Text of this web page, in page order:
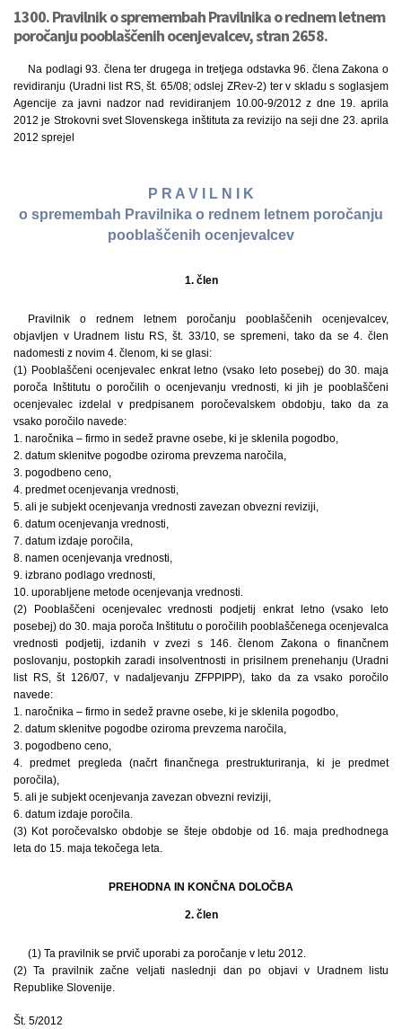
1300. Pravilnik o spremembah Pravilnika o rednem letnem
poročanju pooblaščenih ocenjevalcev, stran 2658.
Na podlagi 93. člena ter drugega in tretjega odstavka 96. člena Zakona o
revidiranju (Uradni list RS, št. 65/08; odslej ZRev-2) ter v skladu s soglasjem
Agencije za javni nadzor nad revidiranjem 10.00-9/2012 z dne 19. aprila
2012 je Strokovni svet Slovenskega inštituta za revizijo na seji dne 23. aprila
2012 sprejel
P R A V I L N I K
o spremembah Pravilnika o rednem letnem poročanju
pooblaščenih ocenjevalcev
1. člen
Pravilnik o rednem letnem poročanju pooblaščenih ocenjevalcev,
objavljen v Uradnem listu RS, št. 33/10, se spremeni, tako da se 4. člen
nadomesti z novim 4. členom, ki se glasi:
(1) Pooblaščeni ocenjevalec enkrat letno (vsako leto posebej) do 30. maja
poroča Inštitutu o poročilih o ocenjevanju vrednosti, ki jih je pooblaščeni
ocenjevalec izdelal v predpisanem poročevalskem obdobju, tako da za
vsako poročilo navede:
1. naročnika – firmo in sedež pravne osebe, ki je sklenila pogodbo,
2. datum sklenitve pogodbe oziroma prevzema naročila,
3. pogodbeno ceno,
4. predmet ocenjevanja vrednosti,
5. ali je subjekt ocenjevanja vrednosti zavezan obvezni reviziji,
6. datum ocenjevanja vrednosti,
7. datum izdaje poročila,
8. namen ocenjevanja vrednosti,
9. izbrano podlago vrednosti,
10. uporabljene metode ocenjevanja vrednosti.
(2) Pooblaščeni ocenjevalec vrednosti podjetij enkrat letno (vsako leto
posebej) do 30. maja poroča Inštitutu o poročilih pooblaščenega ocenjevalca
vrednosti podjetij, izdanih v zvezi s 146. členom Zakona o finančnem
poslovanju, postopkih zaradi insolventnosti in prisilnem prenehanju (Uradni
list RS, št 126/07, v nadaljevanju ZFPPIPP), tako da za vsako poročilo
navede:
1. naročnika – firmo in sedež pravne osebe, ki je sklenila pogodbo,
2. datum sklenitve pogodbe oziroma prevzema naročila,
3. pogodbeno ceno,
4. predmet pregleda (načrt finančnega prestrukturiranja, ki je predmet
poročila),
5. ali je subjekt ocenjevanja zavezan obvezni reviziji,
6. datum izdaje poročila.
(3) Kot poročevalsko obdobje se šteje obdobje od 16. maja predhodnega
leta do 15. maja tekočega leta.
PREHODNA IN KONČNA DOLOČBA
2. člen
(1) Ta pravilnik se prvič uporabi za poročanje v letu 2012.
(2) Ta pravilnik začne veljati naslednji dan po objavi v Uradnem listu
Republike Slovenije.
Št. 5/2012